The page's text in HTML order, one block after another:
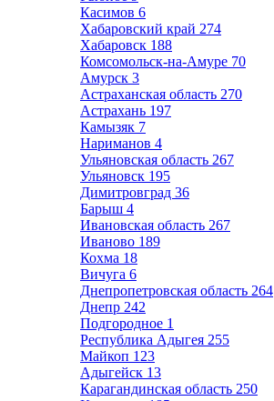
Касимов 6
Хабаровский край 274
Хабаровск 188
Комсомольск-на-Амуре 70
Амурск 3
Астраханская область 270
Астрахань 197
Камызяк 7
Нариманов 4
Ульяновская область 267
Ульяновск 195
Димитровград 36
Барыш 4
Ивановская область 267
Иваново 189
Кохма 18
Вичуга 6
Днепропетровская область 264
Днепр 242
Подгородное 1
Республика Адыгея 255
Майкоп 123
Адыгейск 13
Карагандинская область 250